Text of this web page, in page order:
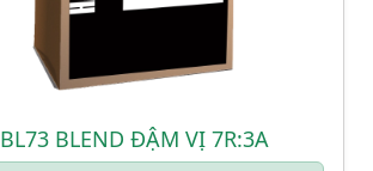
BL73 BLEND ĐẬM VỊ 7R:3A